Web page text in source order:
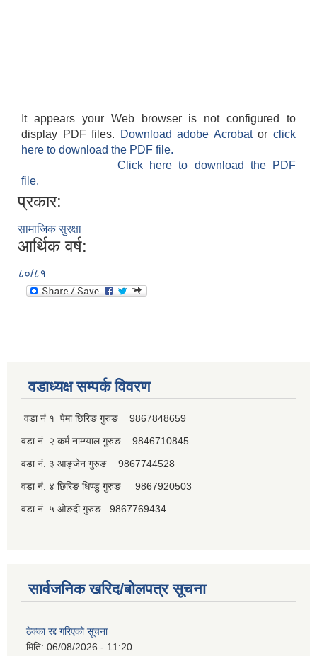
It appears your Web browser is not configured to
display PDF files.
Download adobe Acrobatorclick
here to download the PDF file.
Click here to download the PDF
file.
प्रकार:
सामाजिक सुरक्षा
आर्थिक वर्ष:
८०/८१
वडाध्यक्ष सम्पर्क विवरण
वडा नं १ पेमा छिरिङ गुरुङ 9867848659
वडा नं. २ कर्म नाम्ग्याल गुरुङ 9846710845
वडा नं. ३ आङ्जेन गुरुङ 9867744528
वडा नं. ४ छिरिङ धिण्डु गुरुङ 9867920503
वडा नं. ५ ओङदी गुरुङ 9867769434
सार्वजनिक खरिद/बोलपत्र सूचना
ठेक्का रद्द गरिएको सूचना
मिति: 06/08/2026 - 11:20